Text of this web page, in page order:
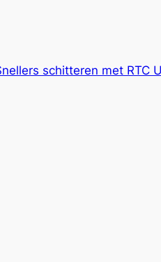
schitteren met RTC